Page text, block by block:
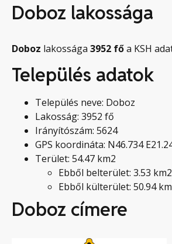
Doboz lakossága
Doboz lakossága 3952 főa KSH
Település adatok
Település neve: Doboz
Lakosság: 3952 fő
Irányítószám: 5624
GPS koordináta: N46.734
Terület: 54.47 km2
Ebből belterület: 3.53 km2
Ebből külterület: 50.94
Doboz címere